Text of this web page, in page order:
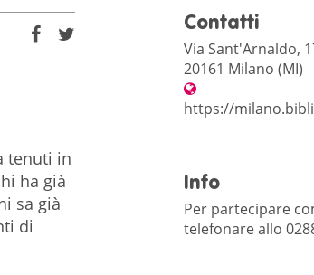
tenuti in
ha già
sa già
di
Contatti
Via Sant'Arnaldo,
20161 Milano (MI)
https://
Info
Per partecipare
telefonare allo